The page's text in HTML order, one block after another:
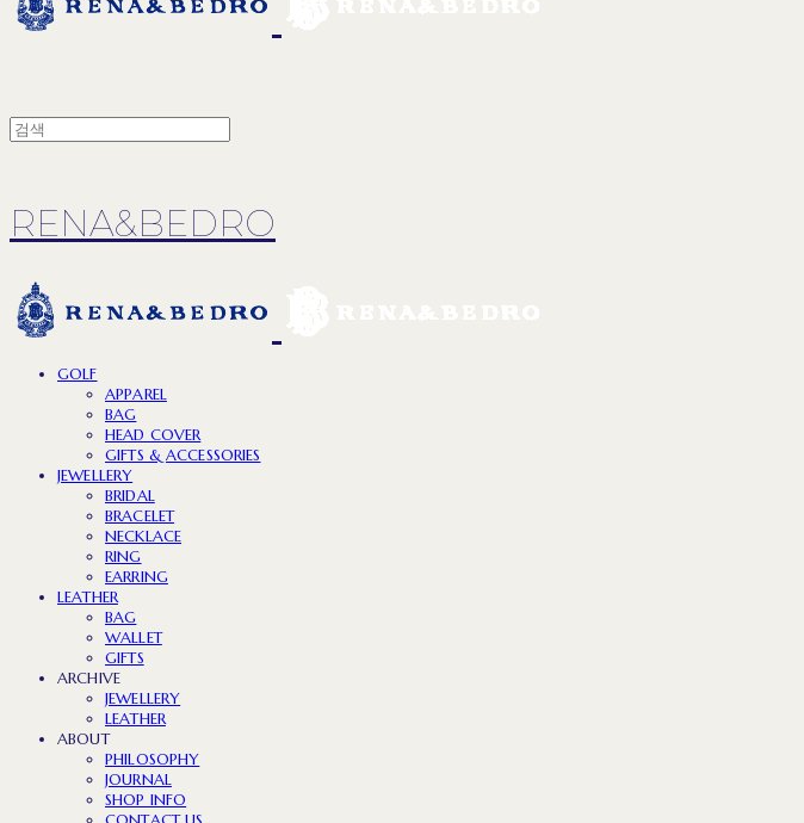
RENA&BEDRO
GOLF
APPAREL
BAG
HEAD COVER
GIFTS & ACCESSORIES
JEWELLERY
BRIDAL
BRACELET
NECKLACE
RING
EARRING
LEATHER
BAG
WALLET
GIFTS
ARCHIVE
JEWELLERY
LEATHER
ABOUT
PHILOSOPHY
JOURNAL
SHOP INFO